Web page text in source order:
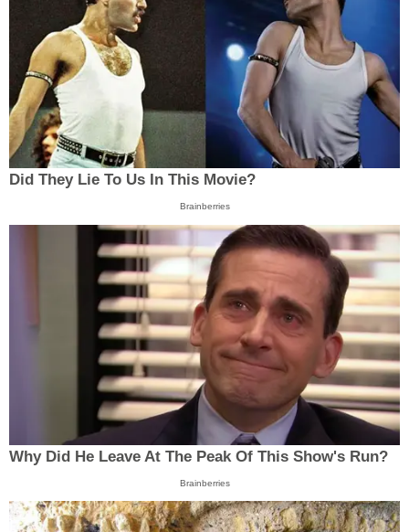
Did They Lie To Us In This Movie?
Brainberries
Why Did He Leave At The Peak Of This Show's Run?
Brainberries